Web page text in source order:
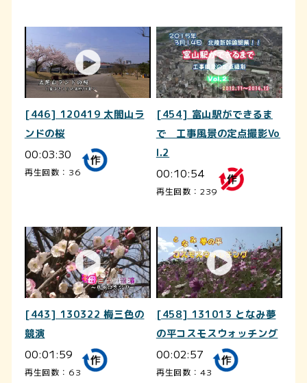
[446] 120419 太閤山ラ
ンドの桜
00:03:30
再生回数：36
[454] 富山駅ができるま
で 工事風景の定点撮影Vo
l.2
00:10:54
再生回数：239
[443] 130322 梅三色の
競演
00:01:59
再生回数：63
[458] 131013 となみ夢
の平コスモスウォッチング
00:02:57
再生回数：43